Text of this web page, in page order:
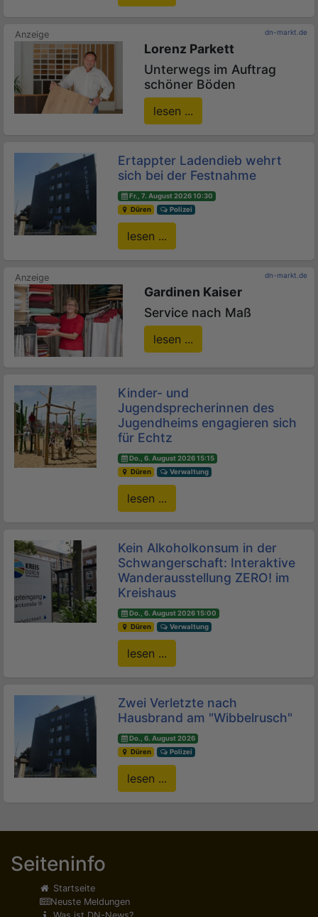
dn-markt.de
Lorenz Parkett
Unterwegs im Auftrag
schöner Böden
lesen ...
Ertappter Ladendieb wehrt
sich bei der Festnahme
Fr., 7. August 2026 10:30
Düren
Polizei
lesen ...
dn-markt.de
Gardinen Kaiser
Service nach Maß
lesen ...
Kinder- und
Jugendsprecherinnen des
Jugendheims engagieren sich
für Echtz
Do., 6. August 2026 15:15
Düren
Verwaltung
lesen ...
Kein Alkoholkonsum in der
Schwangerschaft: Interaktive
Wanderausstellung ZERO! im
Kreishaus
Do., 6. August 2026 15:00
Düren
Verwaltung
lesen ...
Zwei Verletzte nach
Hausbrand am "Wibbelrusch"
Do., 6. August 2026
Düren
Polizei
lesen ...
Seiteninfo
Startseite
Neuste Meldungen